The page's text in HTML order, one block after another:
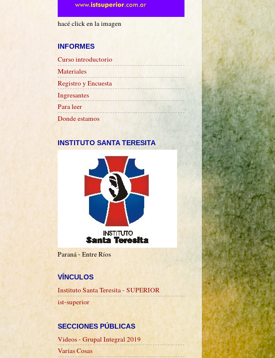
hacé click en la imagen
INFORMES
Curso introductorio
Materiales
Registro y Encuesta
Ingresantes
Para leer
Donde estamos
INSTITUTO SANTA TERESITA
Paraná - Entre Ríos
VÍNCULOS
Instituto Santa Teresita - SUPERIOR
ist-superior
SECCIONES PÚBLICAS
Videos - Grupal Integral 2019
Varias Cosas